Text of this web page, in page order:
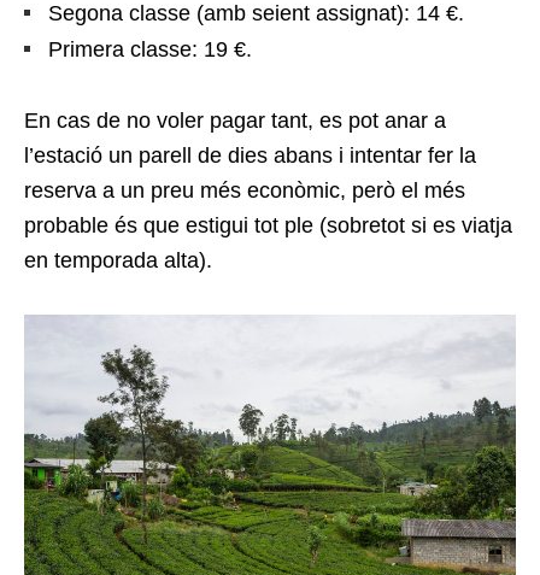
Segona classe (amb seient assignat): 14 €.
Primera classe: 19 €.
En cas de no voler pagar tant, es pot anar a
l’estació un parell de dies abans i intentar fer la
reserva a un preu més econòmic, però el més
probable és que estigui tot ple (sobretot si es viatja
en temporada alta).